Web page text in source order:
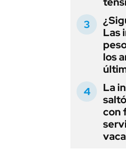
Las
los
La
con